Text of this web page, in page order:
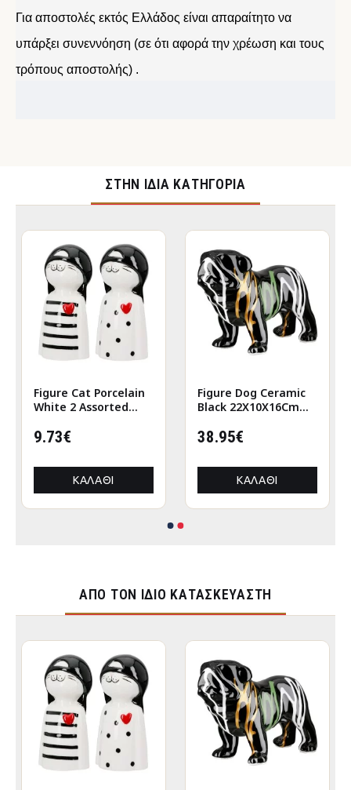
Για αποστολές εκτός Ελλάδος είναι απαραίτητο να
υπάρξει συνεννόηση (σε ότι αφορά την χρέωση και τους
τρόπους αποστολής) .
ΣΤΉΝ ΊΔΙΑ ΚΑΤΗΓΟΡΊΑ
Figure Cat Porcelain
White 2 Assorted
9.73€
ΚΑΛΆΘΙ
Figure Dog Ceramic
Black 22X10X16Cm
38.95€
ΚΑΛΆΘΙ
ΑΠΌ ΤΟΝ ΊΔΙΟ ΚΑΤΑΣΚΕΥΑΣΤΉ